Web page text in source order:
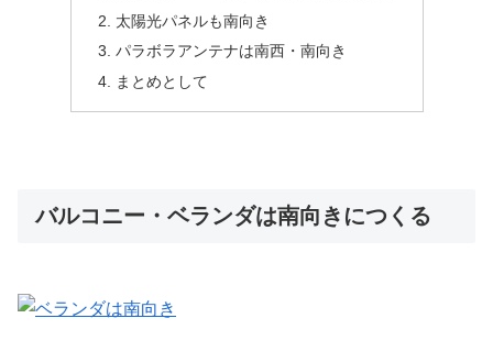
太陽光パネルも南向き
パラボラアンテナは南西・南向き
まとめとして
バルコニー・ベランダは南向きにつくる